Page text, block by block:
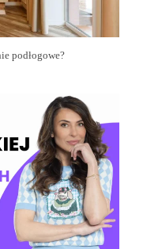
podłogowe?